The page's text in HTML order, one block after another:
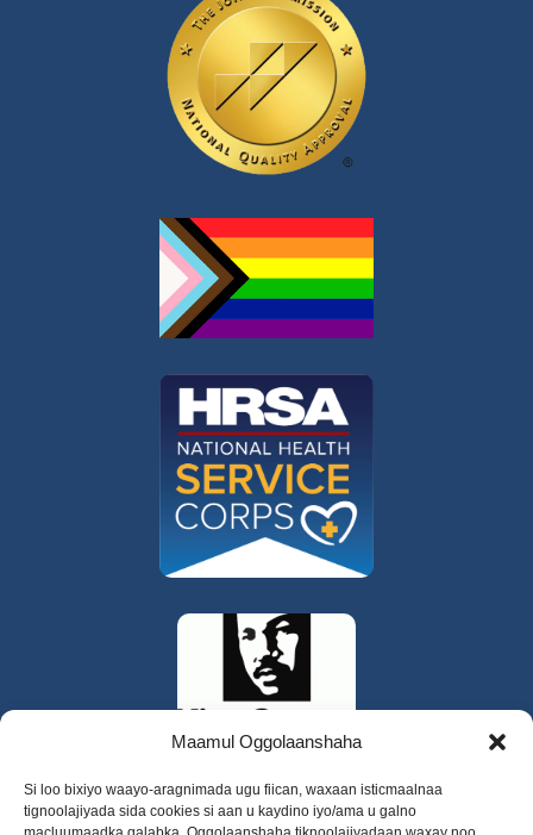
Maamul Oggolaanshaha
Si loo bixiyo waayo-aragnimada ugu fiican, waxaan isticmaalnaa
tignoolajiyada sida cookies si aan u kaydino iyo/ama u galno